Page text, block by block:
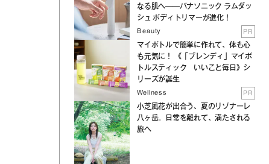
なる肌へ──パナソニック ラムダッ
シュ ボディトリマーが進化！
Beauty PR
マイボトルで簡単に作れて、体も心
も元気に！ 《「ブレンディ」マイボ
トルスティック いいこと毎日》シ
リーズが誕生
Wellness PR
小芝風花が出合う、夏のリゾナーレ
八ヶ岳。日常を離れて、満たされる
旅へ